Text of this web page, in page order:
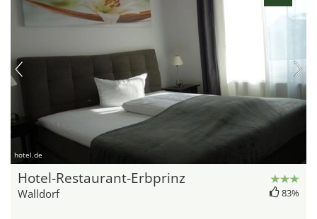
hotel.de
Hotel-Restaurant-Erbprinz
Walldorf 83%